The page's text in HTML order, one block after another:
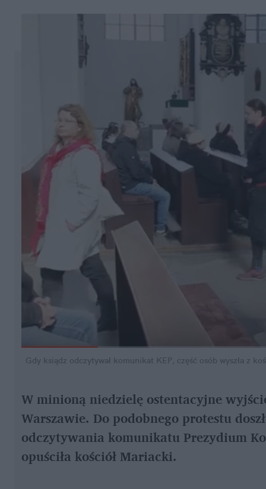
Gdy ksiądz odczytywał komunikat KEP, część osób wyszła z
W minioną niedzielę ostentacyjne
Warszawie. Do podobnego protestu
odczytywania komunikatu Prezydium
opuściła kościół Mariacki.